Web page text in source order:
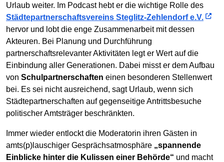
Urlaub weiter. Im Podcast hebt er die wichtige Rolle des
Städtepartnerschaftsvereins Steglitz-Zehlendorf e.V.
hervor und lobt die enge Zusammenarbeit mit dessen
Akteuren. Bei Planung und Durchführung
partnerschaftsrelevanter Aktivitäten legt er Wert auf die
Einbindung aller Generationen. Dabei misst er dem Aufbau
von Schulpartnerschaften einen besonderen Stellenwert
bei. Es sei nicht ausreichend, sagt Urlaub, wenn sich
Städtepartnerschaften auf gegenseitige Antrittsbesuche
politischer Amtsträger beschränkten.
Immer wieder entlockt die Moderatorin ihren Gästen in
amts(p)lauschiger Gesprächsatmosphäre „spannende
Einblicke hinter die Kulissen einer Behörde“ und macht